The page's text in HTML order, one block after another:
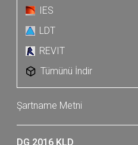
IES
LDT
REVIT
Tümünü İndir
DG 2016 KLD